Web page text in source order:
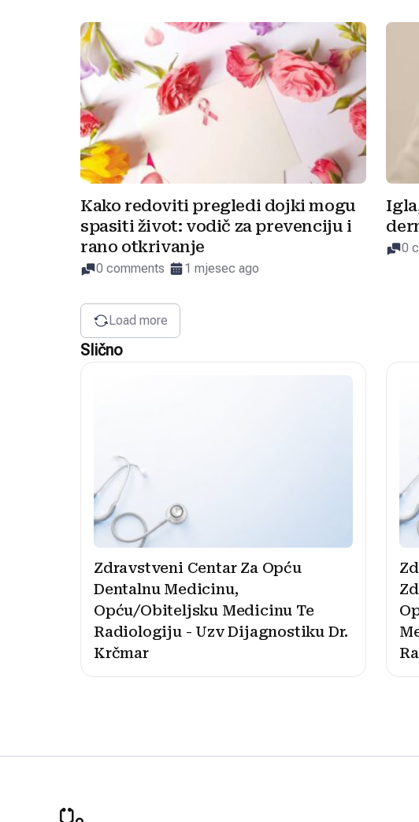
Kako redoviti pregledi dojki mogu
spasiti život: vodič za prevenciju i
rano otkrivanje
0 comments 1 mjesec ago
0
Load more
Slično
Zdravstveni Centar Za Opću
Dentalnu Medicinu,
Opću/Obiteljsku Medicinu Te
Radiologiju - Uzv Dijagnostiku Dr.
Krčmar